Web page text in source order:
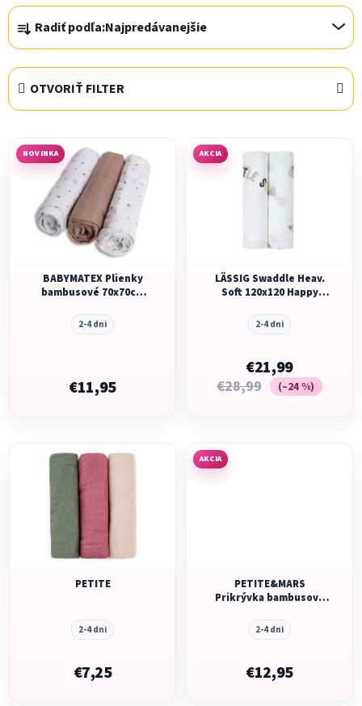
R
a
d
e
n
e
p
Radiť podľa:Najpredávanejšie
OTVORIŤ FILTER
ý NOVINKA
BABYMATEX Plienky
bambusové 70x70cm
2-4 dni
€11,95
AKCIA
LÄSSIG Swaddle Heav.
Soft 120x120 Happy
2-4 dni
€21,99
€28,99 (–24 %)
PETITE
2-4 dni
€7,25
AKCIA
PETITE&MARS
Prikrývka bambusová
Celestial Planets 120 x
120 cm
2-4 dni
€12,95